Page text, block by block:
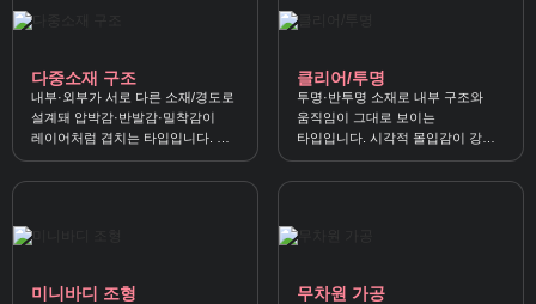
다중소재 구조
내부·외부가 서로 다른 소재/경도로
설계돼 압박감·반발감·밀착감이
레이어처럼 겹치는 타입입니다. 한
제품에서 ‘밸런스 좋은 자극’을 찾는
분께 잘 맞아요.
클리어/투명
투명·반투명 소재로 내부 구조와
움직임이 그대로 보이는
타입입니다. 시각적 몰입감이 강해
“보는 재미”까지 자극이 되는
제품들이에요.
미니바디 조형 무차원 가공